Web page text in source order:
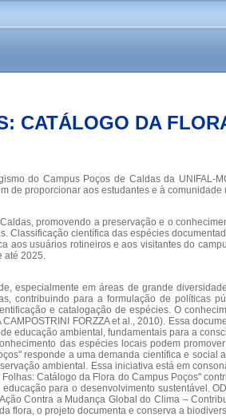
CATÁLOGO DA
do Campus Poços de Caldas da UNIFAL-
proporcionar aos estudantes e à
promovendo a preservação e o
científica das espécies
usuários rotineiros e aos visitantes do
até 2025.
especialmente em áreas de grande
para a formulação de políticas
e catalogação de espécies. O
FORZZA et al., 2010). Essa
educação ambiental, fundamentais para a
das espécies locais podem
responde a uma demanda científica e
ambiental. Essa iniciativa está em
Catálogo da Flora do Campus Poços"
para o desenvolvimento sustentável.
Contra a Mudança Global do Clima –
flora, o projeto documenta e conserva a